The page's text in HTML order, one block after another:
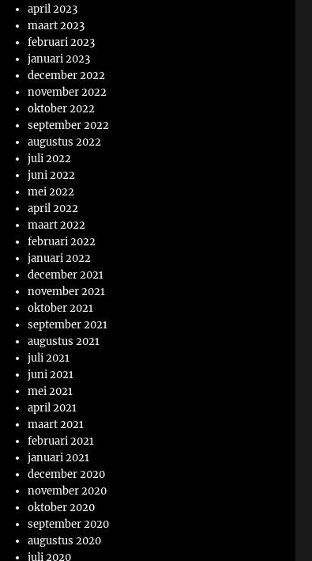
april 2023
maart 2023
februari 2023
januari 2023
december 2022
november 2022
oktober 2022
september 2022
augustus 2022
juli 2022
juni 2022
mei 2022
april 2022
maart 2022
februari 2022
januari 2022
december 2021
november 2021
oktober 2021
september 2021
augustus 2021
juli 2021
juni 2021
mei 2021
april 2021
maart 2021
februari 2021
januari 2021
december 2020
november 2020
oktober 2020
september 2020
augustus 2020
juli 2020